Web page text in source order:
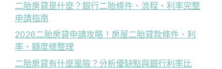
二胎房貸是什麼？銀行二胎條件、流程、利率完整
申請指南
2026二胎房貸申請攻略！房屋二胎貸款條件、利
率、額度總整理
二胎房貸有什麼風險？分析優缺點與銀行利率比